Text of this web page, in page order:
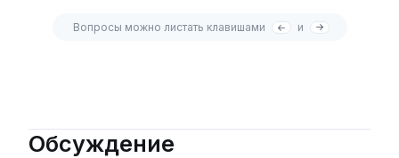
Вопросы можно листать клавишами и
Обсуждение